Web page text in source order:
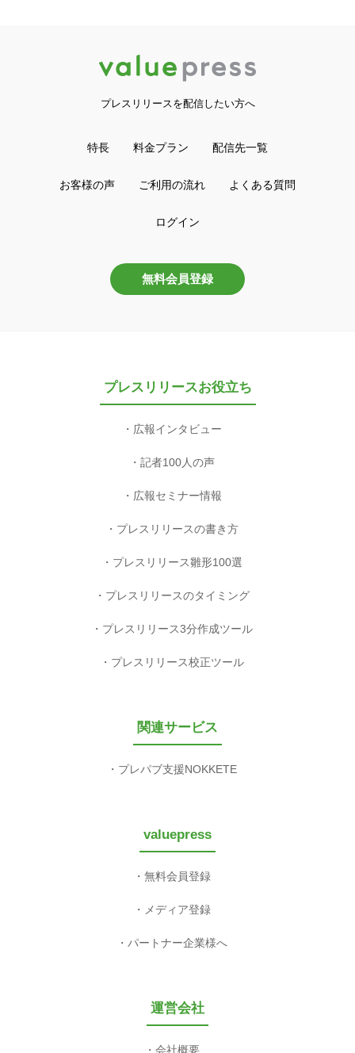
プレスリリースを配信したい方へ
特長 料金プラン 配信先一覧
お客様の声 ご利用の流れ よくある質問
ログイン
無料会員登録
プレスリリースお役立ち
広報インタビュー
記者100人の声
広報セミナー情報
プレスリリースの書き方
プレスリリース雛形100選
プレスリリースのタイミング
プレスリリース3分作成ツール
プレスリリース校正ツール
関連サービス
プレパブ支援NOKKETE
valuepress
無料会員登録
メディア登録
パートナー企業様へ
運営会社
会社概要